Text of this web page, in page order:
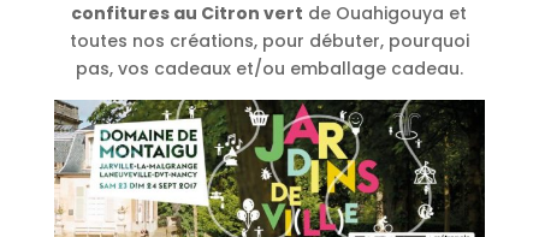
confitures au Citron vert de Ouahigouya et
toutes nos créations, pour débuter, pourquoi
pas, vos cadeaux et/ou emballage cadeau.